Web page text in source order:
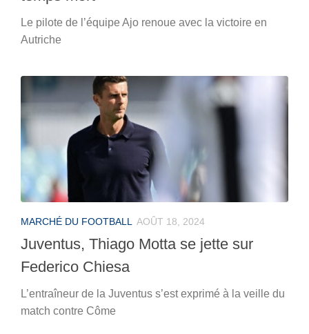
Le pilote de l’équipe Ajo renoue avec la victoire en
Autriche
MARCHÉ DU FOOTBALL AOÛT 18, 2024
Juventus, Thiago Motta se jette sur
Federico Chiesa
L’entraîneur de la Juventus s’est exprimé à la veille du
match contre Côme